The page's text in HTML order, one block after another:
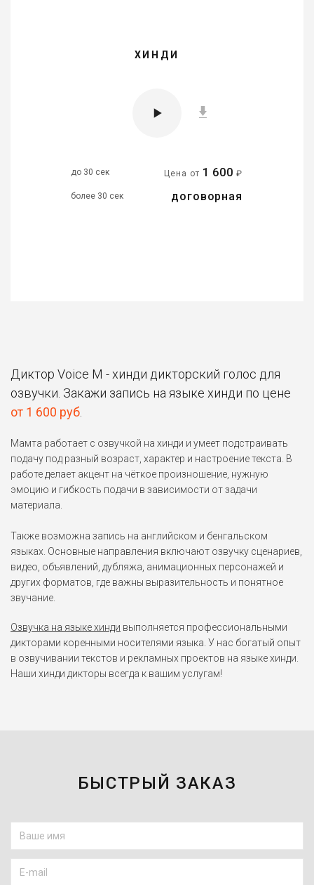
ХИНДИ
до 30 сек Цена от 1 600 ₽
более 30 сек договорная
Диктор Voice M - хинди дикторский голос для
озвучки. Закажи запись на языке хинди по цене
от 1 600 руб
Мамта работает с озвучкой на хинди и умеет подстраивать
подачу под разный возраст, характер и настроение текста. В
работе делает акцент на чёткое произношение, нужную
эмоцию и гибкость подачи в зависимости от задачи
материала.
Также возможна запись на английском и бенгальском
языках. Основные направления включают озвучку сценариев,
видео, объявлений, дубляжа, анимационных персонажей и
других форматов, где важны выразительность и понятное
звучание.
Озвучка на языке хинди выполняется профессиональными
дикторами коренными носителями языка. У нас богатый опыт
в озвучивании текстов и рекламных проектов на языке хинди.
Наши хинди дикторы всегда к вашим услугам!
БЫСТРЫЙ ЗАКАЗ